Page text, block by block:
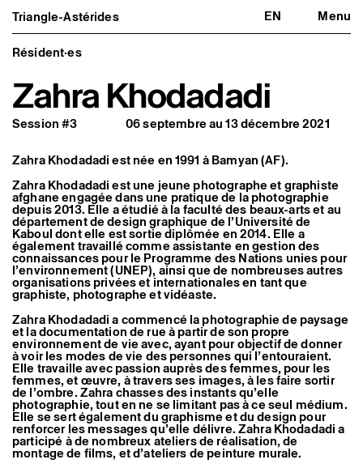
Triangle-Astérides EN Menu
Triangle-Astérides
Centre d’art contemporain
d’intérêt national
et résidence internationale d'artistes
Fermer
Présentation
À propos
Équipe et gouvernance
Formation professionnelle
Adhérer / nous soutenir
Rapports d'activité
Informations pratiques
Programmation
Agenda : en cours et à venir
Expositions
Événements
Programmation éditoriale
Médiation
Publics associés
Les Nouveaux Commanditaires
Artistes résident·es et associé·es
Résident·es
Artistes associé·es
Hors-les-murs
Ancien·nes résident·es et artistes associé·es
Résident·es
Zahra Khodadadi
Session #3 06 septembre au 13 décembre 2021
Zahra Khodadadi est née en 1991 à Bamyan (AF).
Zahra Khodadadi est une jeune photographe et graphiste
afghane engagée dans une pratique de la photographie
depuis 2013. Elle a étudié à la faculté des beaux-arts et au
département de design graphique de l’Université de
Kaboul dont elle est sortie diplômée en 2014. Elle a
également travaillé comme assistante en gestion des
connaissances pour le Programme des Nations unies pour
l’environnement (UNEP), ainsi que de nombreuses autres
organisations privées et internationales en tant que
graphiste, photographe et vidéaste.
Zahra Khodadadi a commencé la photographie de paysage
et la documentation de rue à partir de son propre
environnement de vie avec, ayant pour objectif de donner
à voir les modes de vie des personnes qui l’entouraient.
Elle travaille avec passion auprès des femmes, pour les
femmes, et œuvre, à travers ses images, à les faire sortir
de l’ombre. Zahra chasses des instants qu’elle
photographie, tout en ne se limitant pas à ce seul médium.
Elle se sert également du graphisme et du design pour
renforcer les messages qu’elle délivre. Zahra Khodadadi a
participé à de nombreux ateliers de réalisation, de
montage de films, et d’ateliers de peinture murale.